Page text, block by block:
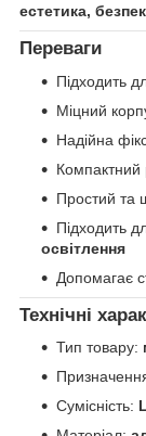
естетика,
Переваги
Підходить
Міцний
Надійна
Компактний
Простий та
Підходить
освітлення
Допомагає
Технічні
Тип товару:
Сумісність: